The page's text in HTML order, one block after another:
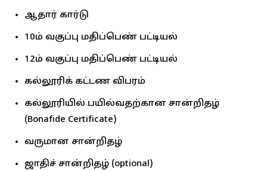
ஆதார் கார்டு
10ம் வகுப்பு மதிப்பெண் பட்டியல்
12ம் வகுப்பு மதிப்பெண் பட்டியல்
கல்லூரிக் கட்டண விபரம்
கல்லூரியில் பயில்வதற்கான சான்றிதழ்
(Bonafide Certificate)
வருமான சான்றிதழ்
ஜாதிச் சான்றிதழ் (optional)